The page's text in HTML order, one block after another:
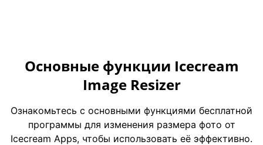
Основные функции Icecream
Image Resizer
Ознакомьтесь с основными функциями бесплатной
программы для изменения размера фото от
Icecream Apps, чтобы использовать её эффективно.